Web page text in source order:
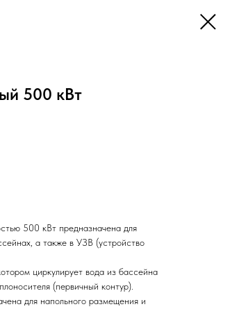
500 кВт
500 кВт предназначена для
а также в УЗВ (устройство
циркулирует вода из бассейна
(первичный контур).
для напольного размещения и